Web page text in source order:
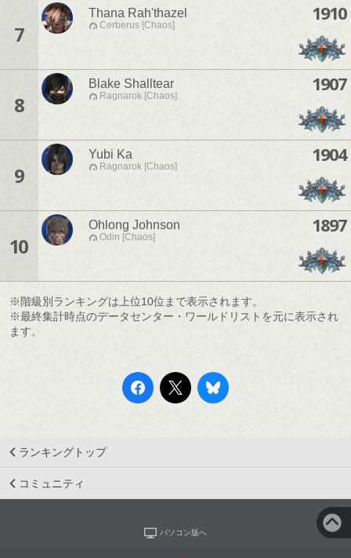
7
Thana Rah'thazel
Cerberus [Chaos]
1910
8
Blake Shalltear
Ragnarok [Chaos]
1907
9
Yubi Ka
Ragnarok [Chaos]
1904
10
Ohlong Johnson
Odin [Chaos]
1897
※階級別ランキングは上位10位まで表示されます。
※最終集計時点のデータセンター・ワールドリストを元に表示され
ます。
ランキングトップ
コミュニティ
パソコン版へ